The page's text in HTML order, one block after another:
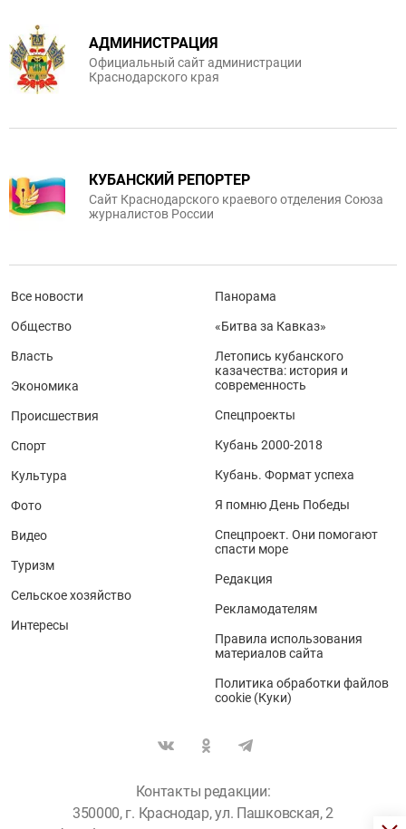
АДМИНИСТРАЦИЯ
Официальный сайт администрации
Краснодарского края
КУБАНСКИЙ РЕПОРТЕР
Сайт Краснодарского краевого отделения Союза
журналистов России
Все новости
Общество
Власть
Экономика
Происшествия
Спорт
Культура
Фото
Видео
Туризм
Сельское хозяйство
Интересы
Панорама
«Битва за Кавказ»
Летопись кубанского
казачества: история и
современность
Спецпроекты
Кубань 2000-2018
Кубань. Формат успеха
Я помню День Победы
Спецпроект. Они помогают
спасти море
Редакция
Рекламодателям
Правила использования
материалов сайта
Политика обработки файлов
cookie (Куки)
Контакты редакции:
350000, г. Краснодар, ул. Пашковская, 2